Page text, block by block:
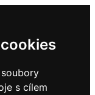
s cílem